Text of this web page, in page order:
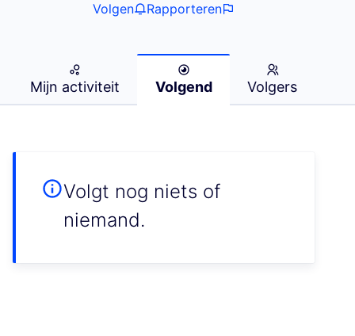
Volgen
Rapporteren
Mijn activiteit Volgend Volgers
Volgt nog niets of
niemand.